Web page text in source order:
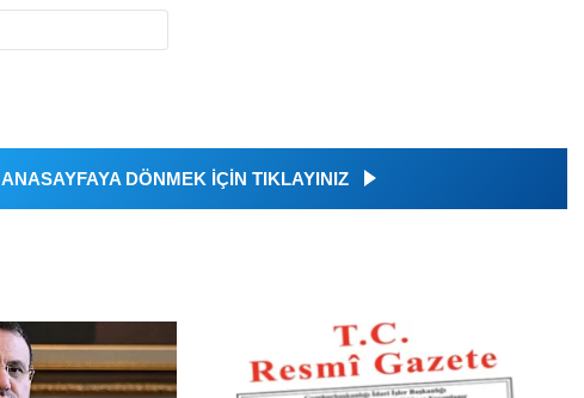
ANASAYFAYA DÖNMEK İÇİN TIKLAYINIZ